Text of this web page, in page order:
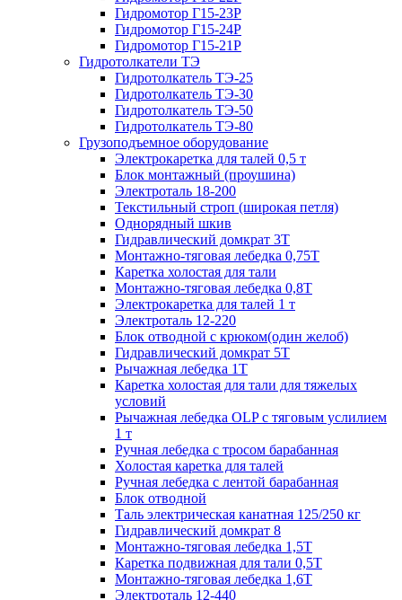
Гидромотор Г15-23Р
Гидромотор Г15-24Р
Гидромотор Г15-21Р
Гидротолкатели ТЭ
Гидротолкатель ТЭ-25
Гидротолкатель ТЭ-30
Гидротолкатель ТЭ-50
Гидротолкатель ТЭ-80
Грузоподъемное оборудование
Электрокаретка для талей 0,5 т
Блок монтажный (проушина)
Электроталь 18-200
Текстильный строп (широкая петля)
Однорядный шкив
Гидравлический домкрат 3T
Монтажно-тяговая лебедка 0,75Т
Каретка холостая для тали
Монтажно-тяговая лебедка 0,8Т
Электрокаретка для талей 1 т
Электроталь 12-220
Блок отводной с крюком(один желоб)
Гидравлический домкрат 5T
Рычажная лебедка 1Т
Каретка холостая для тали для тяжелых
условий
Рычажная лебедка OLP с тяговым услилием
1 т
Ручная лебедка с тросом барабанная
Холостая каретка для талей
Ручная лебедка с лентой барабанная
Блок отводной
Таль электрическая канатная 125/250 кг
Гидравлический домкрат 8
Монтажно-тяговая лебедка 1,5Т
Каретка подвижная для тали 0,5Т
Монтажно-тяговая лебедка 1,6Т
Электроталь 12-440